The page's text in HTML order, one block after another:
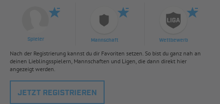
Spieler Mannschaft Wettbewerb
Nach der Registrierung kannst du dir Favoriten setzen. So bist du ganz nah an
deinen Lieblingsspielern, Mannschaften und Ligen, die dann direkt hier
angezeigt werden.
JETZT REGISTRIEREN